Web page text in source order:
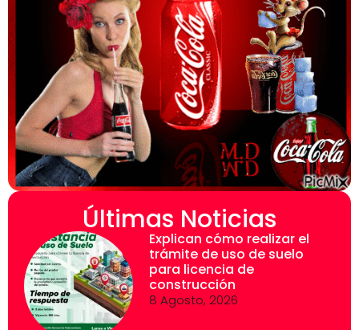
Últimas Noticias
Explican cómo realizar el
trámite de uso de suelo
para licencia de
construcción
8 Agosto, 2026